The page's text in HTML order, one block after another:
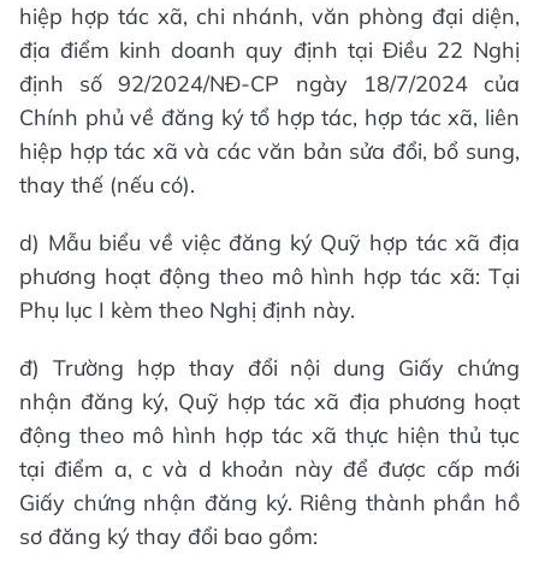
hiệp hợp tác xã, chi nhánh, văn phòng đại diện,
địa điểm kinh doanh quy định tại Điều 22 Nghị
định số 92/2024/NĐ-CP ngày 18/7/2024 của
Chính phủ về đăng ký tổ hợp tác, hợp tác xã, liên
hiệp hợp tác xã và các văn bản sửa đổi, bổ sung,
thay thế (nếu có).
d) Mẫu biểu về việc đăng ký Quỹ hợp tác xã địa
phương hoạt động theo mô hình hợp tác xã: Tại
Phụ lục I kèm theo Nghị định này.
đ) Trường hợp thay đổi nội dung Giấy chứng
nhận đăng ký, Quỹ hợp tác xã địa phương hoạt
động theo mô hình hợp tác xã thực hiện thủ tục
tại điểm a, c và d khoản này để được cấp mới
Giấy chứng nhận đăng ký. Riêng thành phần hồ
sơ đăng ký thay đổi bao gồm: